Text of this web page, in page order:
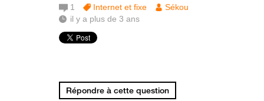
1 Internet et fixe
Sékou
il y a plus de 3 ans
Répondre à cette question